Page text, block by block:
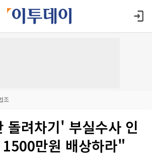
조
돌려차기' 부실수사 인
만원 배상하라"